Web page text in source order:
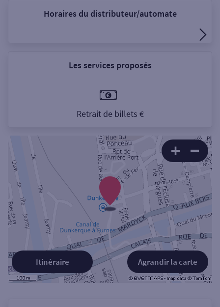
Horaires du distributeur/automate
Les services proposés
Retrait de billets €
Agrandir la carte
Itinéraire